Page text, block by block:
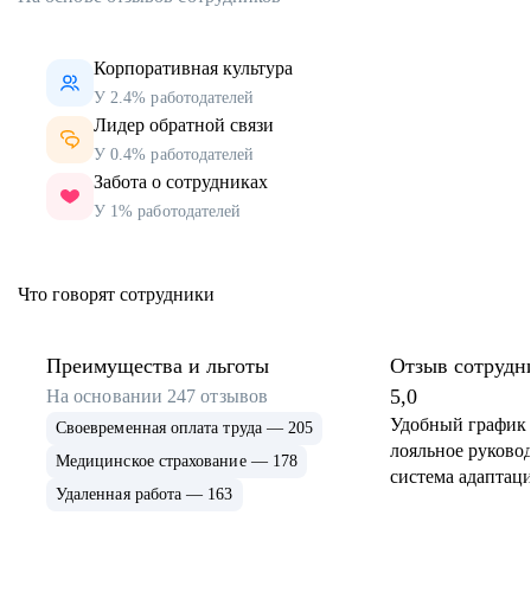
Корпоративная культура
У 2.4% работодателей
Лидер обратной связи
У 0.4% работодателей
Забота о сотрудниках
У 1% работодателей
Что говорят сотрудники
Преимущества и льготы
На основании 247 отзывов
Своевременная оплата труда — 205
Медицинское страхование — 178
Удаленная работа — 163
Отзыв
5,0
Удобный график
лояльное
система